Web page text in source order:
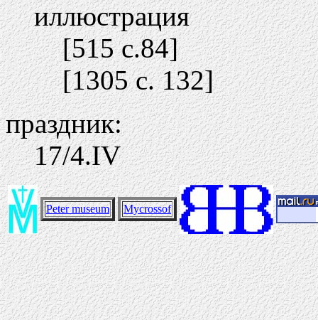
иллюстрация
[515 c.84]
[1305 c. 132]
праздник:
17/4.IV
Peter museum Mycrossof